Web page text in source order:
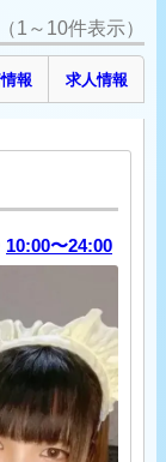
1～10件表示）
報 求人情報
10:00〜24:00